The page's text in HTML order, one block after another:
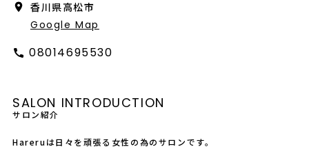
香川県高松市
Google Map
08014695530
SALON INTRODUCTION
サロン紹介
Hareruは日々を頑張る女性の為のサロンです。